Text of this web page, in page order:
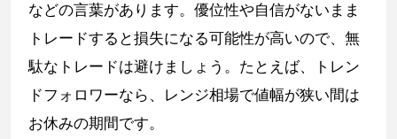
などの言葉があります。優位性や自信がないまま
トレードすると損失になる可能性が高いので、無
駄なトレードは避けましょう。たとえば、トレン
ドフォロワーなら、レンジ相場で値幅が狭い間は
お休みの期間です。